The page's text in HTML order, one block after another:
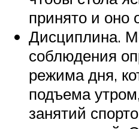
принято и оно
Дисциплина.
соблюдения
режима дня,
подъема
занятий